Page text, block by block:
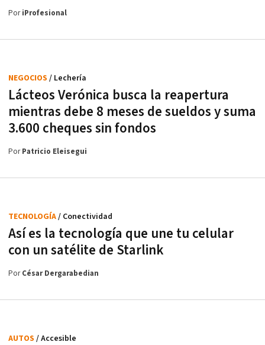
PoriProfesional
Lácteos Verónica busca la reapertura
mientras debe 8 meses de sueldos y suma
3.600 cheques sin fondos
NEGOCIOS / Lechería
PorPatricio Eleisegui
Así es la tecnología que une tu celular
con un satélite de Starlink
TECNOLOGÍA/ Conectividad
PorCésar Dergarabedian
AUTOS / Accesible